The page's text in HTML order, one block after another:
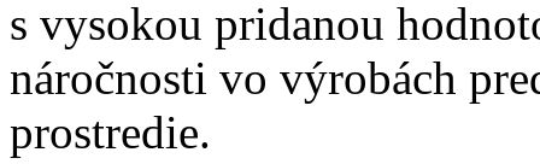
s vysokou pridanou
náročnosti vo výrobách
prostredie.